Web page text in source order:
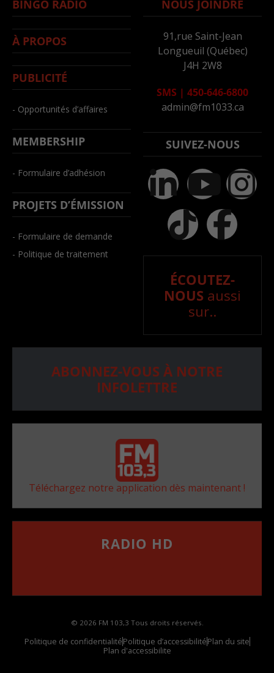
BINGO RADIO
À PROPOS
PUBLICITÉ
- Opportunités d’affaires
MEMBERSHIP
- Formulaire d’adhésion
PROJETS D’ÉMISSION
- Formulaire de demande
- Politique de traitement
NOUS JOINDRE
91,rue Saint-Jean
Longueuil (Québec)
J4H 2W8
SMS | 450-646-6800
admin@fm1033.ca
SUIVEZ-NOUS
ÉCOUTEZ-
NOUS aussi
sur..
ABONNEZ-VOUS À NOTRE
INFOLETTRE
Téléchargez notre application dès maintenant !
RADIO HD
© 2026 FM 103,3 Tous droits réservés.
Politique de confidentialitéPolitique d’accessibilitéPlan du site
Plan d'accessibilite